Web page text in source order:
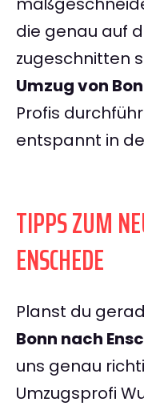
die genau auf
zugeschnitten
Umzug von
Profis
entspannt in
TIPPS ZUM
ENSCHEDE
Planst du
Bonn nach
uns genau
Umzugsprofi